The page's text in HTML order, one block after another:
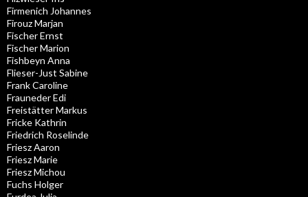
Firmenich Johannes
Firouz Marjan
Fischer Ernst
Fischer Marion
Fishbeyn Anna
Flieser-Just Sabine
Frank Caroline
Frauneder Edi
Freistätter Markus
Fricke Kathrin
Friedrich Roselinde
Friesz Aaron
Friesz Marie
Friesz Michou
Fuchs Holger